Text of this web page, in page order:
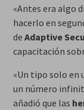
«Antes era algo
hacerlo en
de Adaptive
capacitación
«Un tipo solo en
un número
añadió que las